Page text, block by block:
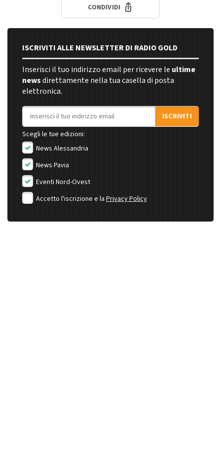
CONDIVIDI
ISCRIVITI ALLE NEWSLETTER DI RADIO GOLD
Inserisci il tuo indirizzo email per ricevere le ultime
newsdirettamente nella tua casella di posta
elettronica.
Indirizzo email
ISCRIVITI
Scegli le tue edizioni:
News Alessandria
News Pavia
Eventi Nord-Ovest
Accetto l'iscrizione e la Privacy Policy